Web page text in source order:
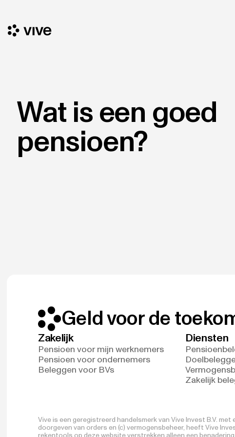
Wat is een goed
pensioen?
Geld voor de
Zakelijk
Pensioen voor mijn werknemers
Pensioen voor ondernemers
Beleggen voor BVs
Diensten
Zakelijk
Vive is een geregistreerd handelsmerk van Vive Invest B.V.
doorgeven van orders en (c) vermogensbeheer, heeft Vive
rekentools op deze website verstrekken alleen een